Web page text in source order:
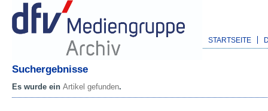
STARTSEITE
Suchergebnisse
Es wurde ein Artikel gefunden.